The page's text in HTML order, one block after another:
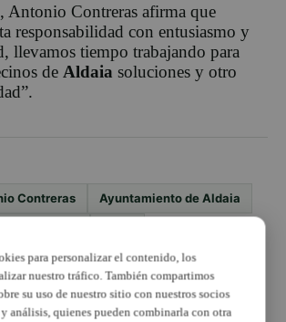
Antonio Contreras afirma que
responsabilidad con entusiasmo y
llevamos tiempo trabajando para
de Aldaia soluciones y otro
Contreras Ayuntamiento de Aldaia
PUBLICIDAD
para personalizar el contenido, los
nuestro tráfico. También compartimos
su uso de nuestro sitio con nuestros socios
análisis, quienes pueden combinarla con otra